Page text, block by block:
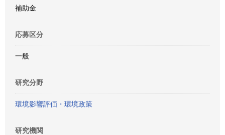
補助金
応募区分
一般
研究分野
環境影響評価・環境政策
研究機関